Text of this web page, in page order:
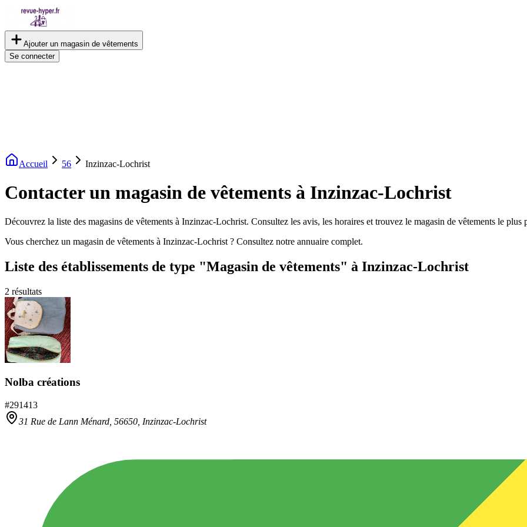
Ajouter un magasin de vêtements
Se connecter
Accueil 56 Inzinzac-Lochrist
Contacter un magasin de vêtements à Inzinzac-Lochrist
Découvrez la liste des magasins de vêtements à Inzinzac-Lochrist. Consultez les avis, les horaires et trouvez le magasin de vêtements le plus
Vous cherchez un magasin de vêtements à Inzinzac-Lochrist ? Consultez notre annuaire complet.
Liste des établissements de type "Magasin de vêtements" à Inzinzac-Lochrist
2 résultats
Nolba créations
#291413
31 Rue de Lann Ménard, 56650 Inzinzac-Lochrist